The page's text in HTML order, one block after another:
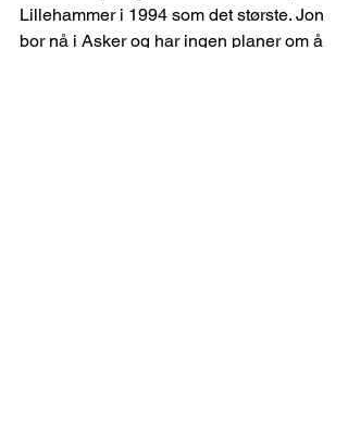
Lillehammer i 1994 som det største. Jon
bor nå i Asker og har ingen planer om å